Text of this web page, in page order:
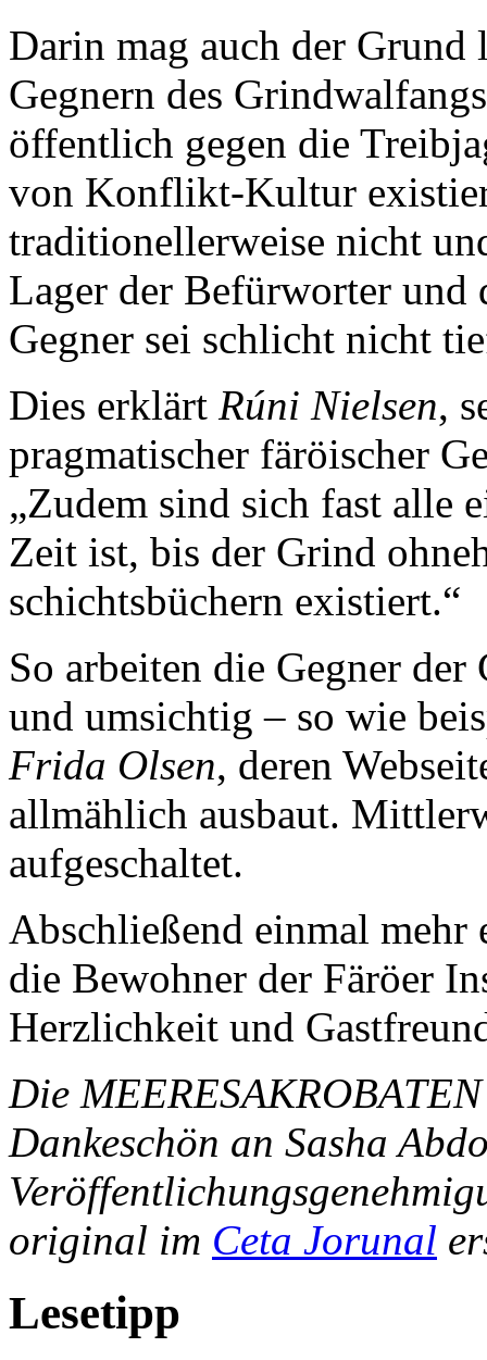
Darin mag auch der Grund
Gegnern des
öffentlich gegen die
von Konflikt-Kultur
traditionellerweise nicht
Lager der Befürworter und
Gegner sei schlicht nicht
Dies erklärt Rúni Nielsen,
pragmatischer färöischer
„Zudem sind sich fast alle
Zeit ist, bis der Grind
schichtsbüchern existiert.“
So arbeiten die Gegner
und umsichtig – so wie
Frida Olsen, deren
allmählich ausbaut.
aufgeschaltet.
Abschließend einmal mehr
die Bewohner der Färöer
Herzlichkeit und
Die
Dankeschön an Sasha
original im Ceta Jorunal
Lesetipp